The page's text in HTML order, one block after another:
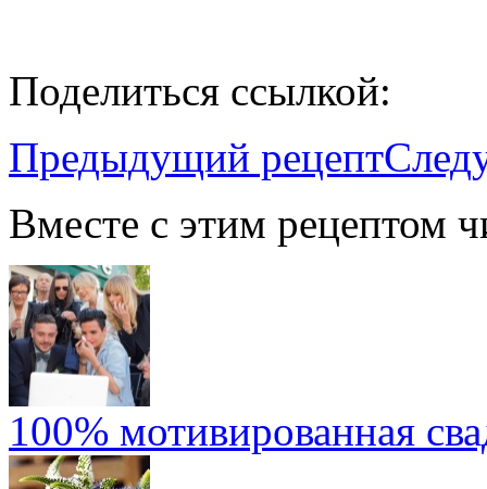
Поделиться ссылкой:
Предыдущий рецепт
Вместе с этим рецептом
100% мотивированная